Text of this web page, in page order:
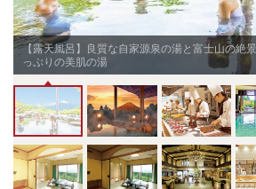
【露天風呂】良質な自家源泉の湯と富士山の絶
っぷりの美肌の湯